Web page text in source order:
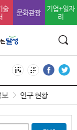
술
문화관광
기업+일자
리
검색
전자점자 내려받기
점자미리 보기
페이스북
트위
인구 현황